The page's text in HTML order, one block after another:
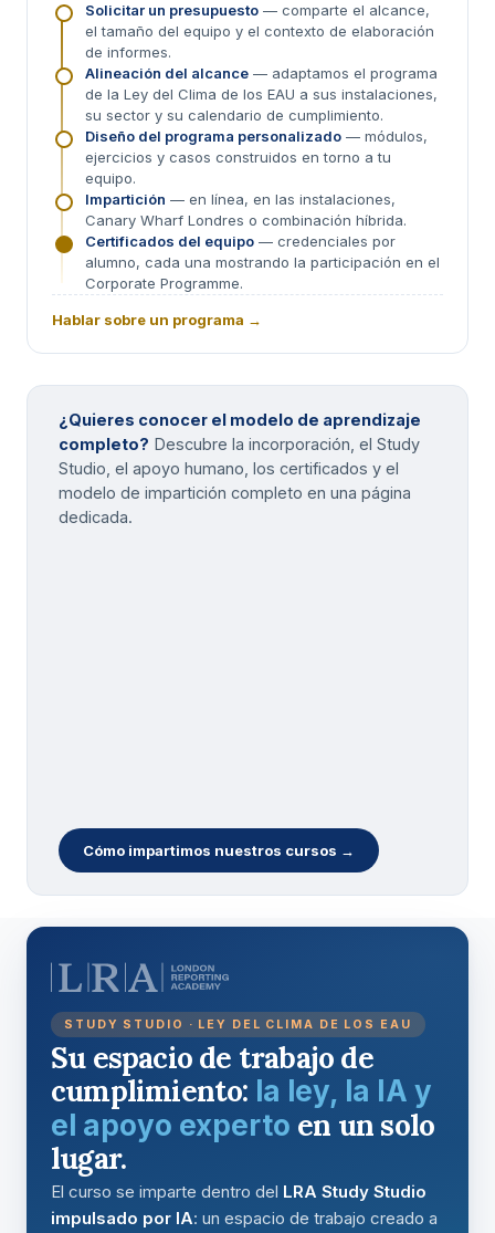
Solicitar un presupuesto — comparte el alcance,
el tamaño del equipo y el contexto de elaboración
de informes.
Alineación del alcance — adaptamos el programa
de la Ley del Clima de los EAU a sus instalaciones,
su sector y su calendario de cumplimiento.
Diseño del programa personalizado — módulos,
ejercicios y casos construidos en torno a tu
equipo.
Impartición — en línea, en las instalaciones,
Canary Wharf Londres o combinación híbrida.
Certificados del equipo — credenciales por
alumno, cada una mostrando la participación en el
Corporate Programme.
Hablar sobre un programa →
¿Quieres conocer el modelo de aprendizaje
completo? Descubre la incorporación, el Study
Studio, el apoyo humano, los certificados y el
modelo de impartición completo en una página
dedicada.
Cómo impartimos nuestros cursos →
STUDY STUDIO · LEY DEL CLIMA DE LOS EAU
Su espacio de trabajo de
cumplimiento: la ley, la IA y
el apoyo experto en un solo
lugar.
El curso se imparte dentro del LRA Study Studio
impulsado por IA: un espacio de trabajo creado a